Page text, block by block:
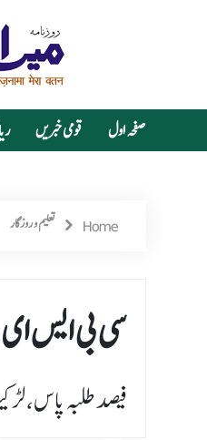
صفحہ اول قومی خبریں
Home تعلیم و روزگار
سی بی ایس ای کے 12ویں کے
85.2 فیصد طلبہ